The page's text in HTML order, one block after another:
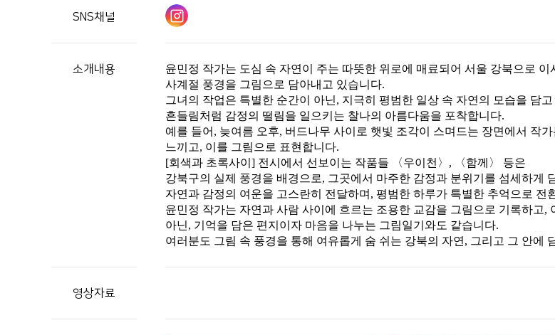
SNS채널
소개내용 윤민정 작가는 도심 속 자연이 주는 따뜻한 위로에 매료되어 서울 강북으로 이
사계절 풍경을 그림으로 담아내고 있습니다.
그녀의 작업은 특별한 순간이 아닌, 지극히 평범한 일상 속 자연의 모습을 담
흔들림처럼 감정의 떨림을 일으키는 찰나의 아름다움을 포착합니다.
예를 들어 , 늦여름 오후, 버드나무 사이로 햇빛 조각이 스며드는 장면에서 작
느끼고, 이를 그림으로 표현합니다.
[회색과 초록사이 ] 전시에서 선보이는 작품들 〈우이천 〉 , 〈함께 〉 등은
강북구의 실제 풍경을 배경으로, 그곳에서 마주한 감정과 분위기를 섬세하게
자연과 감정의 여운을 고스란히 전달하며 , 평범한 하루가 특별한 추억으로 전
윤민정 작가는 자연과 사람 사이에 흐르는 조용한 교감을 그림으로 기록하고,
아닌, 기억을 담은 편지이자 마음을 나누는 그림일기와도 같습니다.
여러분도 그림 속 풍경을 통해 여유롭게 숨 쉬는 강북의 자연 , 그리고 그 안에
영상자료